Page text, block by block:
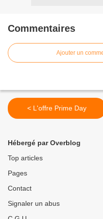
Commentaires
Ajouter un
< L'offre Prime Day
Hébergé par Overblog
Top articles
Pages
Contact
Signaler un abus